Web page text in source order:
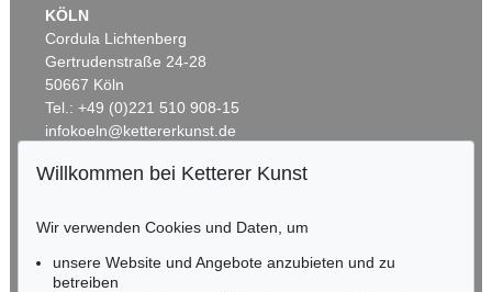
Auktion 594 - Lot 82
Porträtstudie eines Herren
, 1912
Ergebnis:€ 6.600
Auktion 484 - Lot 55
Ergebnis: € 6.250
KÖLN
Cordula Lichtenberg
Gertrudenstraße 24-28
50667 Köln
Tel.: +49 (0)221 510 908-15
infokoeln@kettererkunst.de
RHEINLAND-PFALZ
Miriam Heß
Tel.: +49 (0)62 21 58 80-038
Willkommen bei Ketterer Kunst
Wir verwenden Cookies und Daten, um
unsere Website und Angebote anzubieten und zu
betreiben